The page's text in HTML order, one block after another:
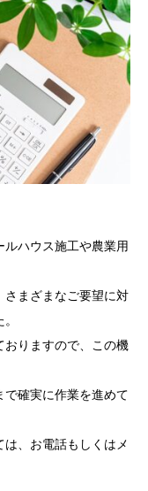
ハウス施工や農業用
さまざまなご要望に対
おりますので、この機
確実に作業を進めて
、お電話もしくはメ